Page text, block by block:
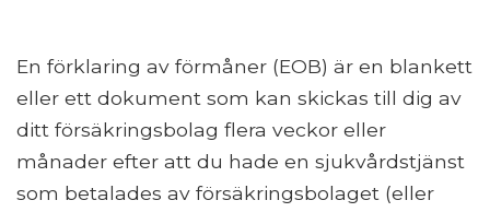
En förklaring av förmåner (EOB) är en blankett
eller ett dokument som kan skickas till dig av
ditt försäkringsbolag flera veckor eller
månader efter att du hade en sjukvårdstjänst
som betalades av försäkringsbolaget (eller